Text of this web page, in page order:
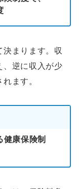
まります。収
、逆に収入が少
ます。
健康保険制